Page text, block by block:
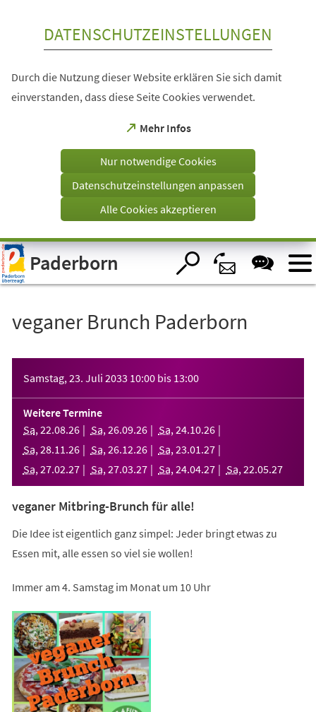
Visuelle
Assistenzsoftware
öffnen.
DATENSCHUTZEINSTELLUNGEN
Durch die Nutzung dieser Website erklären Sie sich damit
einverstanden, dass diese Seite Cookies verwendet.
Mehr Infos
(Öffnet
einem
Tab)
Nur notwendige Cookies
Datenschutzeinstellungen anpassen
Alle Cookies akzeptieren
Paderborn
veganer Brunch Paderborn
Samstag, 23. Juli 2033 10:00 bis 13:00
Weitere Termine
Sa, 22.08.26 Sa, 26.09.26 Sa, 24.10.26
Sa, 28.11 .26 Sa, 26.12.26 Sa, 23.01 .27
Sa, 27.02.27 Sa, 27.03.27 Sa, 24.04.27 Sa, 22.05.27
veganer Mitbring-Brunch für alle!
Die Idee ist eigentlich ganz simpel: Jeder bringt etwas zu
Essen mit, alle essen so viel sie wollen!
Immer am 4. Samstag im Monat um 10 Uhr